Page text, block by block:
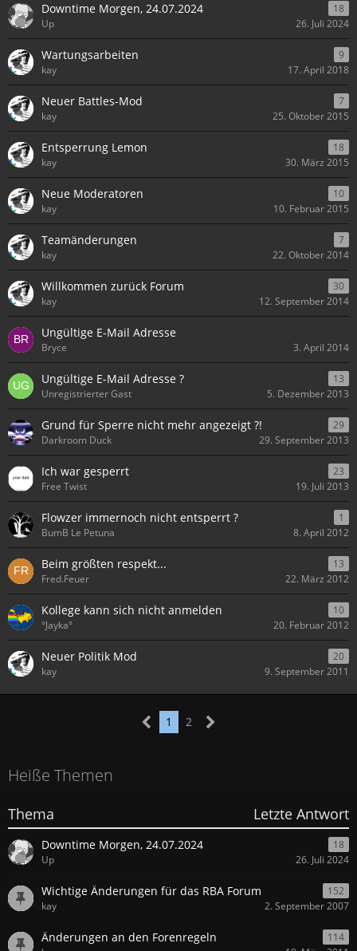
Downtime Morgen, 24.07.2024
18
Up
26. Juli 2024
Wartungsarbeiten
9
kay
17. April 2018
Neuer Battles-Mod
7
kay
25. Oktober 2015
Entsperrung Lemon
18
kay
30. März 2015
Neue Moderatoren
10
kay
10. Februar 2015
Teamänderungen
7
kay
22. Oktober 2014
Willkommen zurück Forum
30
kay
12. September 2014
Ungültige E-Mail Adresse
Bryce 3. April 2014
Ungültige E-Mail Adresse ?
13
Unregistrierter Gast
5. Dezember 2013
Grund für Sperre nicht mehr angezeigt ?!
29
Darkroom Duck
29. September 2013
Ich war gesperrt
23
Free Twist
19. Juli 2013
Flowzer immernoch nicht entsperrt ?
1
BumB Le Petuna
8. April 2012
Beim größten respekt...
13
Fred.Feuer
22. März 2012
Kollege kann sich nicht anmelden
10
°Jayka°
20. Februar 2012
Neuer Politik Mod
20
kay
9. September 2011
1 2
Heiße Themen
Thema Letzte Antwort
Downtime Morgen, 24.07.2024
18
Up
26. Juli 2024
Wichtige Änderungen für das RBA Forum
152
kay
2. September 2007
Änderungen an den Forenregeln
114